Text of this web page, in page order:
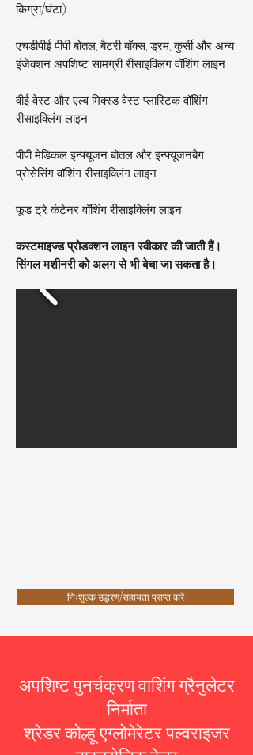
किग्रा/घंटा)
एचडीपीई पीपी बोतल, बैटरी बॉक्स, ड्रम, कुर्सी और अन्य
इंजेक्शन अपशिष्ट सामग्री रीसाइक्लिंग वॉशिंग लाइन
वीई वेस्ट और एल्व मिक्स्ड वेस्ट प्लास्टिक वॉशिंग
रीसाइक्लिंग लाइन
पीपी मेडिकल इन्फ्यूजन बोतल और इन्फ्यूजनबैग
प्रोसेसिंग वॉशिंग रीसाइक्लिंग लाइन
फूड ट्रे कंटेनर वॉशिंग रीसाइक्लिंग लाइन
कस्टमाइज्ड प्रोडक्शन लाइन स्वीकार की जाती हैं।
सिंगल मशीनरी को अलग से भी बेचा जा सकता है।
निःशुल्क उद्धरण/सहायता प्राप्त करें
अपशिष्ट पुनर्चक्रण वाशिंग ग्रैनुलेटर
निर्माता
श्रेडर कोल्हू एग्लोमेरेटर पल्वराइजर